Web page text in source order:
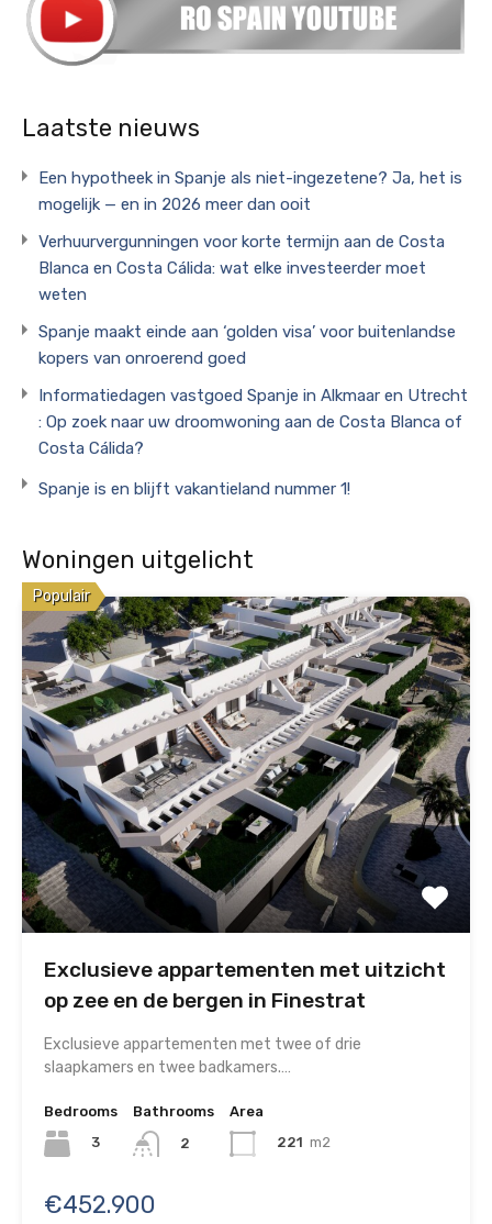
Laatste nieuws
Een hypotheek in Spanje als niet-ingezetene? Ja, het is
mogelijk — en in 2026 meer dan ooit
Verhuurvergunningen voor korte termijn aan de Costa
Blanca en Costa Cálida: wat elke investeerder moet
weten
Spanje maakt einde aan ‘golden visa’ voor buitenlandse
kopers van onroerend goed
Informatiedagen vastgoed Spanje in Alkmaar en Utrecht
: Op zoek naar uw droomwoning aan de Costa Blanca of
Costa Cálida?
Spanje is en blijft vakantieland nummer 1!
Woningen uitgelicht
Populair
Exclusieve appartementen met uitzicht
op zee en de bergen in Finestrat
Exclusieve appartementen met twee of drie
slaapkamers en twee badkamers.…
Bedrooms
3
Bathrooms
2
Area
221 m2
€452.900